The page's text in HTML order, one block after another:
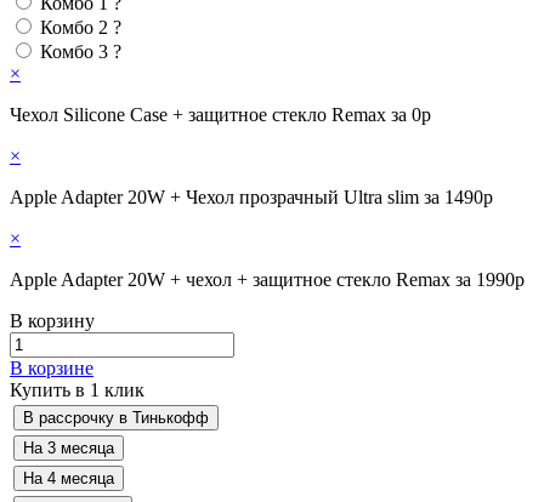
Комбо 2 ?
Комбо 3 ?
×
Чехол Silicone Case + защитное стекло Remax за 0р
×
Apple Adapter 20W + Чехол прозрачный Ultra slim за 1490р
×
Apple Adapter 20W + чехол + защитное стекло Remax за 1990р
В корзину
В корзине
Купить в 1 клик